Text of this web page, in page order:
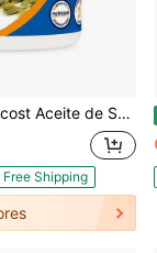
por porción, 180 cápsulas blandas para 60 porciones por botella - Sin OGM, Sin Gluten, Suplemento Dietético Variante 1
Free Shipping